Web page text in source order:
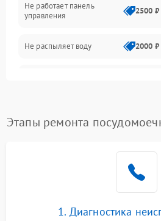
Гигиена
Программное обеспечение
Не работает панель
управления
2500 ₽
Не распыляет воду 2000 ₽
воды
1800 ₽
Проблемы с
Этапы ремонта
1. Диагностика